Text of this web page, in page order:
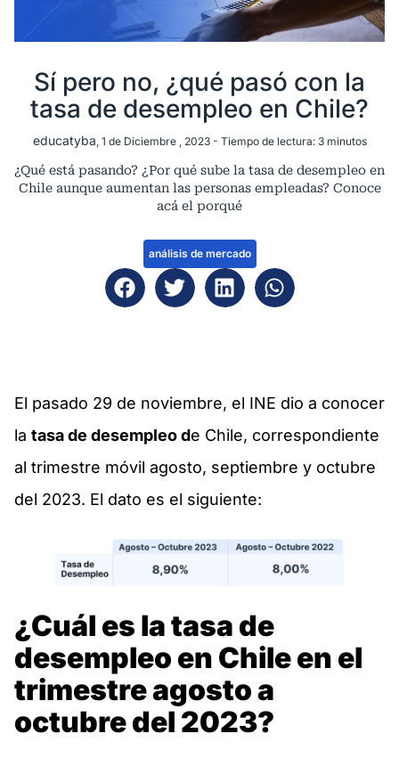
Sí pero no, ¿qué pasó con la
tasa de desempleo en Chile?
educatyba, 1 de Diciembre , 2023 - Tiempo de lectura: 3 minutos
¿Qué está pasando? ¿Por qué sube la tasa de desempleo en
Chile aunque aumentan las personas empleadas? Conoce
acá el porqué
análisis de mercado
El pasado 29 de noviembre, el INE dio a conocer
la tasa de desempleo de Chile, correspondiente
al trimestre móvil agosto, septiembre y octubre
del 2023. El dato es el siguiente:
¿Cuál es la tasa de
desempleo en Chile en el
trimestre agosto a
octubre del 2023?